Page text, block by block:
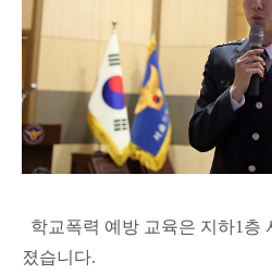
학교폭력 예방 교육은 지하1층
졌습니다.